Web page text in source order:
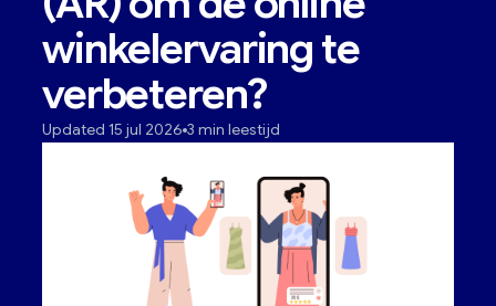
winkelervaring te
verbeteren?
Updated 15 jul 2026 3 min leestijd